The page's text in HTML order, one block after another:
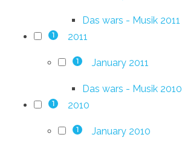
Das wars - Musik 2011
1 2011
1 January 2011
Das wars - Musik 2010
1 2010
1 January 2010